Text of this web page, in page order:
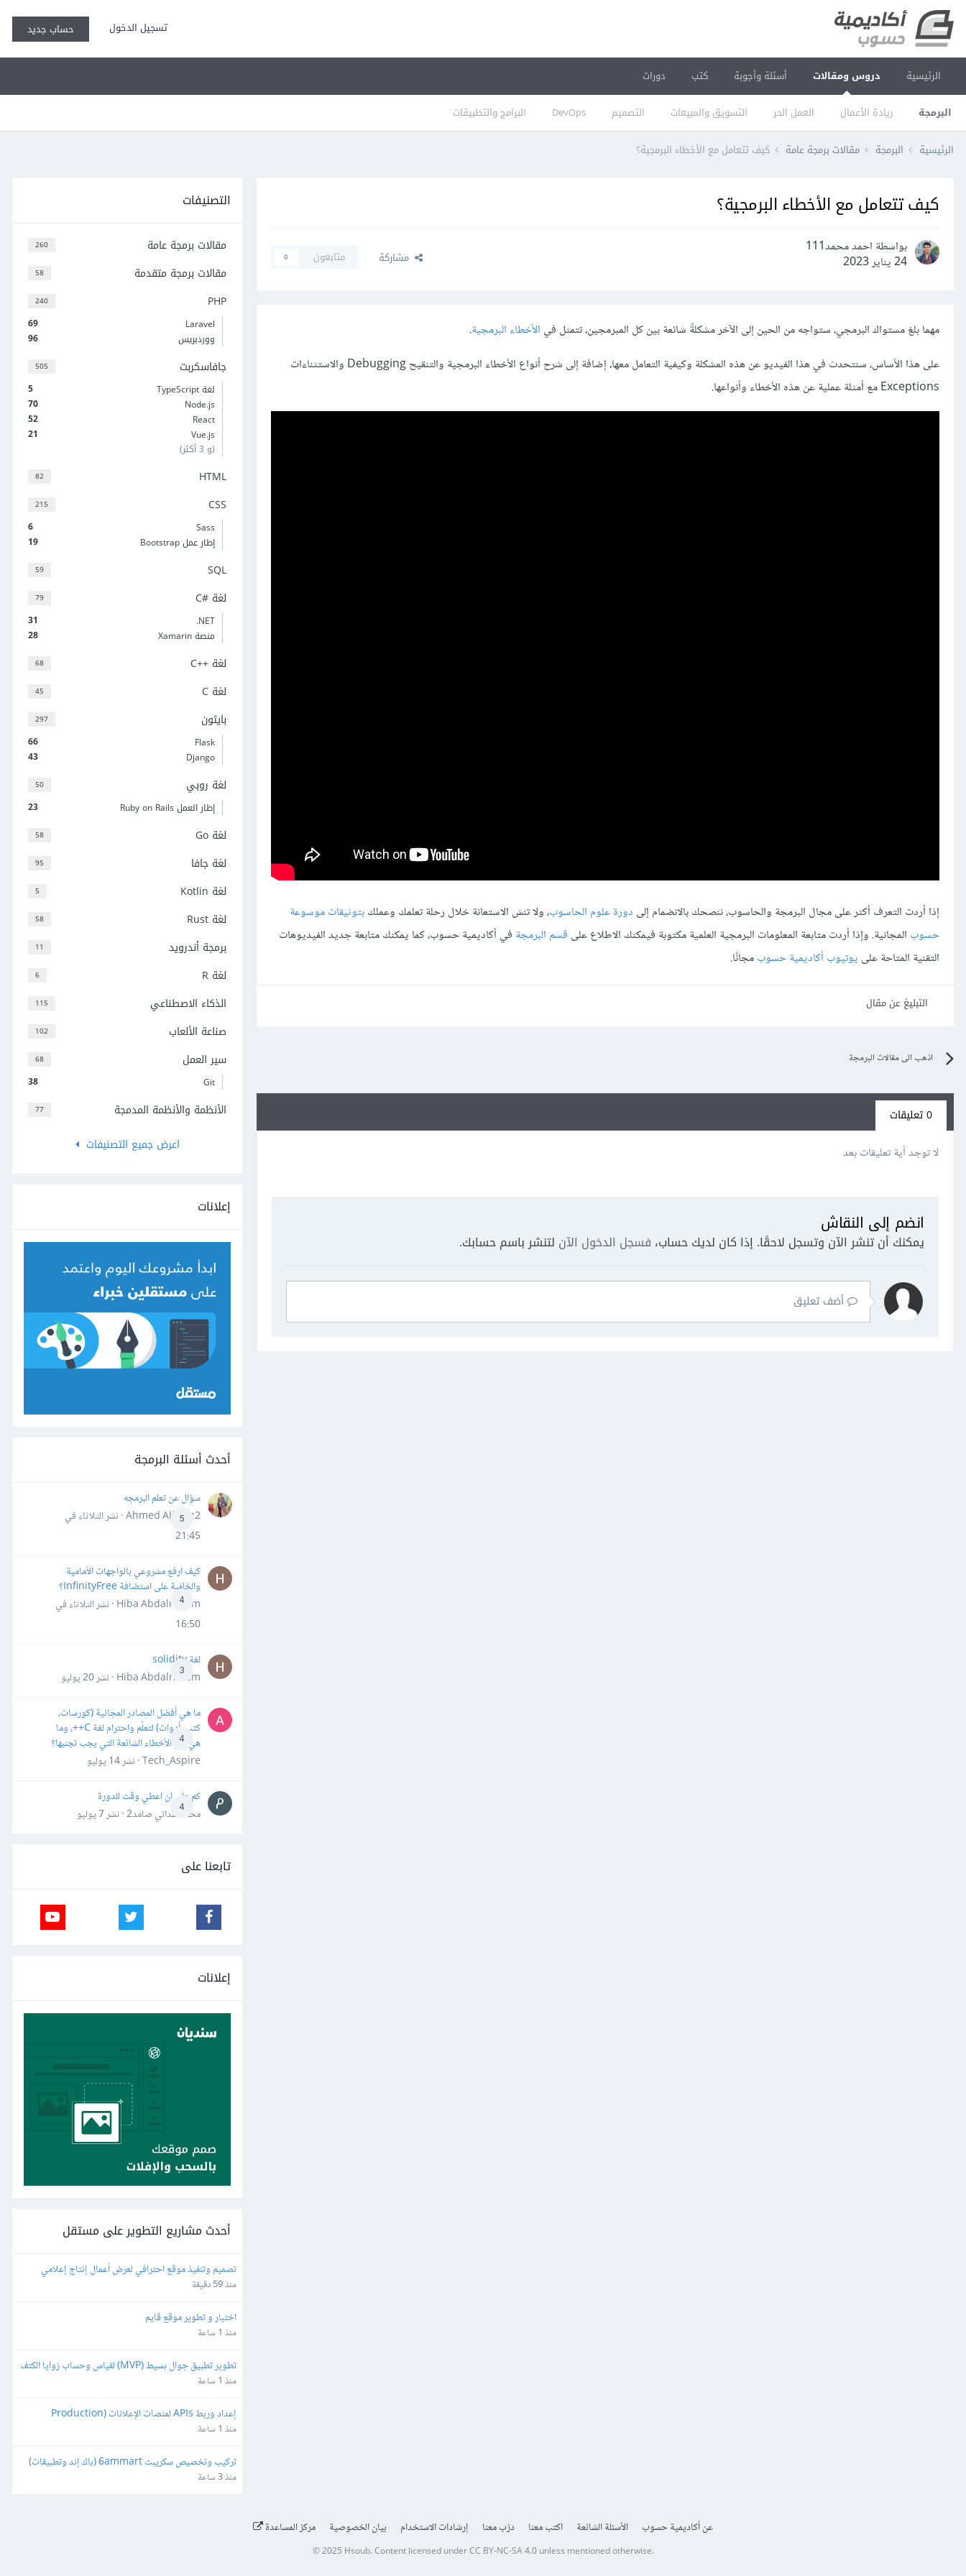
تسجيل الدخول حساب جديد
الرئيسية دروس ومقالات
البرمجة ريادة الأعمال العمل الحر التسويق والمبيعات التصميم DevOps البرامج والتطبيقات
أسئلة وأجوبة كتب دورات
الرئيسية البرمجة مقالات برمجة عامة كيف تتعامل مع الأخطاء البرمجية؟
كيف تتعامل مع الأخطاء البرمجية؟
بواسطة احمد محمد111
24 يناير 2023
مشاركة متابعون 0
مهما بلغ مستواك البرمجي، ستواجه من الحين إلى الآخر مشكلةً شائعة بين كل المبرمجين، تتمثل في الأخطاء البرمجية.
على هذا الأساس، سنتحدث في هذا الفيديو عن هذه المشكلة وكيفية التعامل معها، إضافة إلى شرح أنواع الأخطاء البرمجية والتنقيح Debugging والاستثناءات
Exceptions مع أمثلة عملية عن هذه الأخطاء وأنواعها.
إذا أردت التعرف أكثر على مجال البرمجة والحاسوب، ننصحك بالانضمام إلى دورة علوم الحاسوب، ولا تنسَ الاستعانة خلال رحلة تعلمك وعملكبتوثيقات موسوعة
حسوب المجانية. وإذا أردت متابعة المعلومات البرمجية العلمية مكتوبة فيمكنك الاطلاع على قسم البرمجة في أكاديمية حسوب، كما يمكنك متابعة جديد الفيديوهات
التقنية المتاحة على يوتيوب أكاديمية حسوبمجانًا.
التبليغ عن مقال
اذهب الى مقالات البرمجة
0 تعليقات
لا توجد أية تعليقات بعد
انضم إلى النقاش
يمكنك أن تنشر الآن وتسجل لاحقًا. إذا كان لديك حساب، فسجل الدخول الآن لتنشر باسم حسابك.
أضف تعليق
التصنيفات
260 مقالات برمجة عامة
58 مقالات برمجة متقدمة
240 PHP
69
Laravel
96
ووردبريس
505 جافاسكربت
5
لغة TypeScript
70
Node.js
52
React
21
Vue.js
(و 3 أكثر)
82 HTML
215 CSS
6
Sass
19
إطار عمل Bootstrap
59 SQL
79 لغة C#‎
31
‎.NET
28
منصة Xamarin
68 لغة C++‎
45 لغة C
297 بايثون
66
Flask
43
Django
50 لغة روبي
23 إطار العمل Ruby on Rails
58 لغة Go
95 لغة جافا
5 لغة Kotlin
58 لغة Rust
11 برمجة أندرويد
6 لغة R
115 الذكاء الاصطناعي
102 صناعة الألعاب
68 سير العمل
38 Git
77
الأنظمة والأنظمة المدمجة
اعرض جميع التصنيفات
إعلانات
أحدث أسئلة البرمجة
5
سؤال عن تعلم البرمجه
Ahmed Alhafiz2 · نشر
الثلاثاء في
21:45
4
كيف ارفع مشروعي بالواجهات الأمامية
والخلفية على استضافة InfinityFree؟
Hiba Abdalrheem · نشر
الثلاثاء في
16:50
3
لغة solidity
Hiba Abdalrheem · نشر
20 يوليو
4
ما هي أفضل المصادر المجانية (كورسات،
كتب، أدوات) لتعلّم واحترام لغة C++، وما
هي أهم الأخطاء الشائعة التي يجب تجنبها؟
Tech_Aspire · نشر
14 يوليو
4
كم علي ان اعطي وقت للدورة
محمد سداتي صامد2 · نشر
7 يوليو
تابعنا على
إعلانات
أحدث مشاريع التطوير على مستقل
تصميم وتنفيذ موقع احترافي لعرض أعمال إنتاج إعلامي
منذ 59 دقيقة
اختبار و تطوير موقع قايم
منذ 1 ساعة
تطوير تطبيق جوال بسيط (MVP) لقياس وحساب زوايا الكتف
منذ 1 ساعة
Ready)
منذ 1 ساعة
ورفعه على السيرفر والمتجر
منذ 3 ساعة
عن أكاديمية حسوب الأسئلة الشائعة اكتب معنا درّب معنا إرشادات الاستخدام بيان الخصوصية مركز المساعدة
© 2025 Hsoub.Content licensed underCC BY-NC-SA 4.0unless mentioned otherwise.